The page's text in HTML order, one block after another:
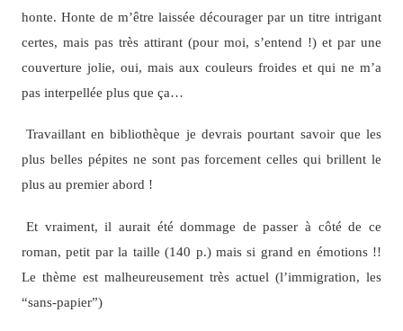
honte. Honte de m’être laissée décourager par un titre intrigant
certes, mais pas très attirant (pour moi, s’entend !) et par une
couverture jolie, oui, mais aux couleurs froides et qui ne m’a
pas interpellée plus que ça…
Travaillant en bibliothèque je devrais pourtant savoir que les
plus belles pépites ne sont pas forcement celles qui brillent le
plus au premier abord !
Et vraiment, il aurait été dommage de passer à côté de ce
roman, petit par la taille (140 p.) mais si grand en émotions !!
Le thème est malheureusement très actuel (l’immigration, les
“sans-papier”)